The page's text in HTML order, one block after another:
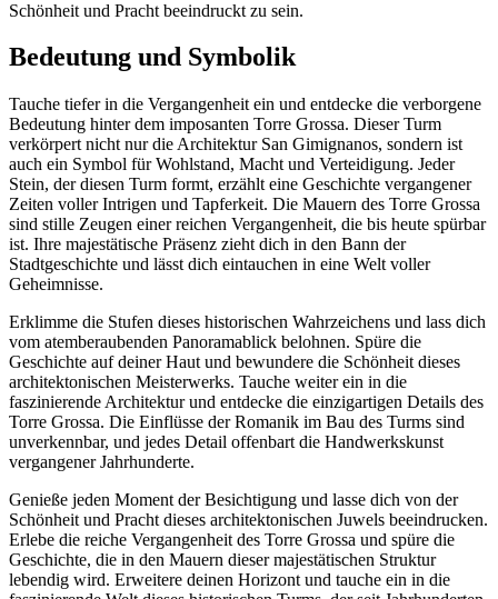
Schönheit und Pracht beeindruckt zu sein.
Bedeutung und Symbolik
Tauche tiefer in die Vergangenheit ein und entdecke die verborgene
Bedeutung hinter dem imposanten Torre Grossa. Dieser Turm
verkörpert nicht nur die Architektur San Gimignanos, sondern ist
auch ein Symbol für Wohlstand, Macht und Verteidigung. Jeder
Stein, der diesen Turm formt, erzählt eine Geschichte vergangener
Zeiten voller Intrigen und Tapferkeit. Die Mauern des Torre Grossa
sind stille Zeugen einer reichen Vergangenheit, die bis heute spürbar
ist. Ihre majestätische Präsenz zieht dich in den Bann der
Stadtgeschichte und lässt dich eintauchen in eine Welt voller
Geheimnisse.
Erklimme die Stufen dieses historischen Wahrzeichens und lass dich
vom atemberaubenden Panoramablick belohnen. Spüre die
Geschichte auf deiner Haut und bewundere die Schönheit dieses
architektonischen Meisterwerks. Tauche weiter ein in die
faszinierende Architektur und entdecke die einzigartigen Details des
Torre Grossa. Die Einflüsse der Romanik im Bau des Turms sind
unverkennbar, und jedes Detail offenbart die Handwerkskunst
vergangener Jahrhunderte.
Genieße jeden Moment der Besichtigung und lasse dich von der
Schönheit und Pracht dieses architektonischen Juwels beeindrucken.
Erlebe die reiche Vergangenheit des Torre Grossa und spüre die
Geschichte, die in den Mauern dieser majestätischen Struktur
lebendig wird. Erweitere deinen Horizont und tauche ein in die